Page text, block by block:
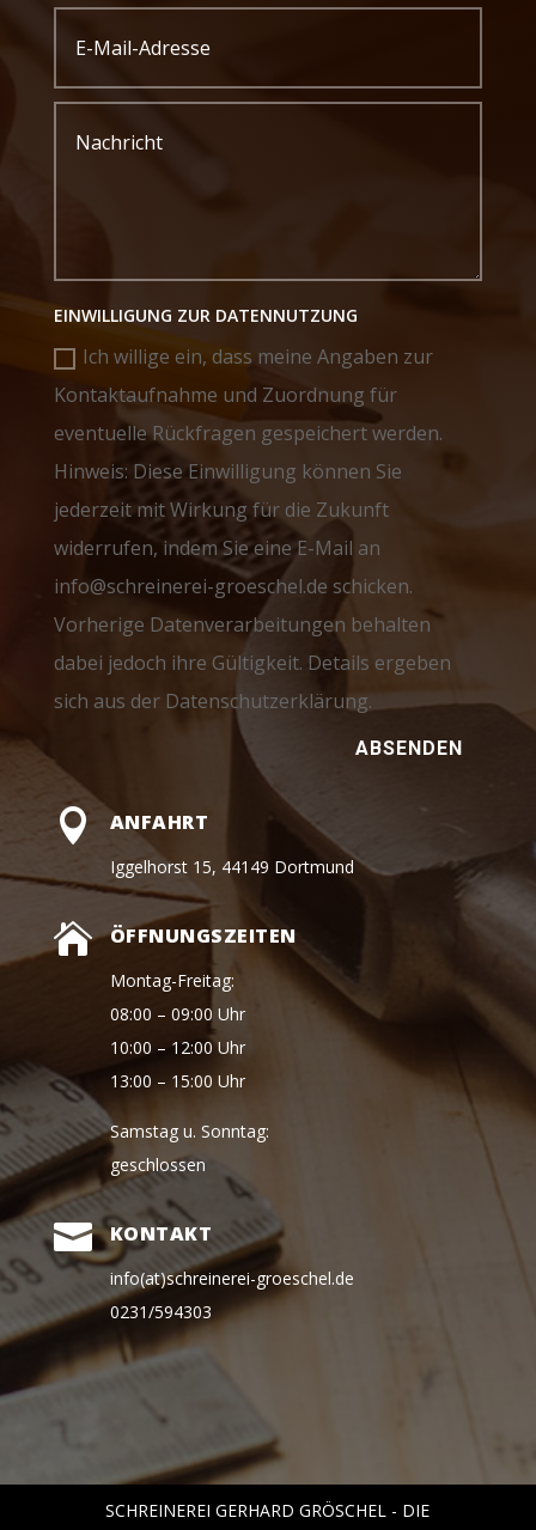
EINWILLIGUNG ZUR DATENNUTZUNG
Ich willige ein, dass meine Angaben zur
Kontaktaufnahme und Zuordnung für
eventuelle Rückfragen gespeichert werden.
Hinweis: Diese Einwilligung können Sie
jederzeit mit Wirkung für die Zukunft
widerrufen, indem Sie eine E-Mail an
info@schreinerei-groeschel.de schicken.
Vorherige Datenverarbeitungen behalten
dabei jedoch ihre Gültigkeit. Details ergeben
sich aus der Datenschutzerklärung.
ABSENDEN
 ANFAHRT
Iggelhorst 15, 44149 Dortmund
 ÖFFNUNGSZEITEN
Montag-Freitag:
08:00 – 09:00 Uhr
10:00 – 12:00 Uhr
13:00 – 15:00 Uhr
Samstag u. Sonntag:
geschlossen
 KONTAKT
info(at)schreinerei-groeschel.de
0231/594303
SCHREINEREI GERHARD GRÖSCHEL - DIE